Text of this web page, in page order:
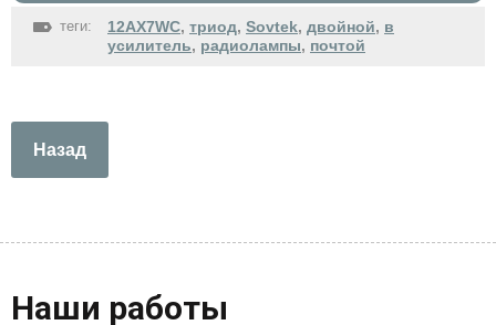
теги: 12AX7WC, триод, Sovtek, двойной, в
усилитель, радиолампы, почтой
Назад
Наши работы